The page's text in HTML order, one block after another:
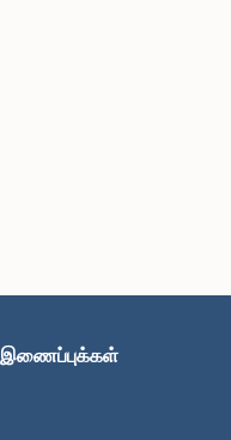
இணைப்புக்கள்